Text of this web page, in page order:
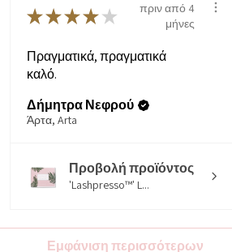
★★★★ ★
πριν από 4
μήνες
Πραγματικά, πραγματικά
καλό.
Δήμητρα Νεφρού
Άρτα, Arta
Προβολή προϊόντος
'Lashpresso™' L...
Εμφάνιση περισσότερων